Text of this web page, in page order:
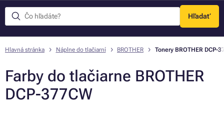
Hľadať
Menu
Hlavná stránka Náplne do tlačiarní BROTHER Tonery BROTHER DCP-
Farby do tlačiarne BROTHER
DCP-377CW